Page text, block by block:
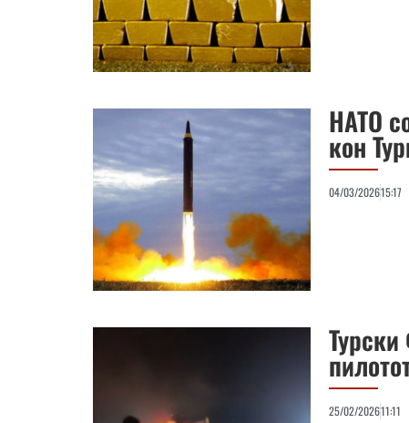
НАТО
кон
04/03/202615:17
25/02/202611:11